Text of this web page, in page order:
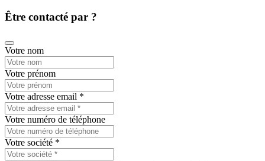
Être contacté par ?
Votre nom
Votre prénom
Votre adresse email *
Votre numéro de téléphone
Votre société *